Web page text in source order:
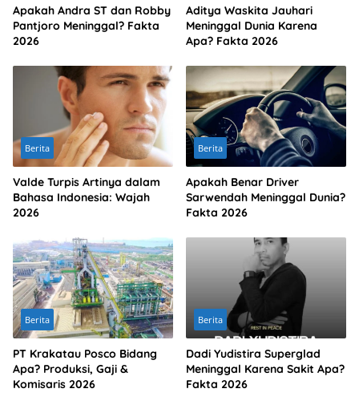
Apakah Andra ST dan Robby
Pantjoro Meninggal? Fakta
2026
Aditya Waskita Jauhari
Meninggal Dunia Karena
Apa? Fakta 2026
Berita
Valde Turpis Artinya dalam
Bahasa Indonesia: Wajah
2026
Berita
Apakah Benar Driver
Sarwendah Meninggal Dunia?
Fakta 2026
Berita
PT Krakatau Posco Bidang
Apa? Produksi, Gaji &
Komisaris 2026
Berita
Dadi Yudistira Superglad
Meninggal Karena Sakit Apa?
Fakta 2026